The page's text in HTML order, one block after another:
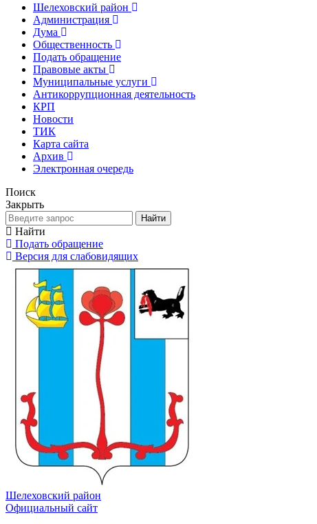
Шелеховский район
Администрация
Дума
Общественность
Подать обращение
Правовые акты
Муниципальные услуги
Антикоррупционная деятельность
КРП
Новости
ТИК
Карта сайта
Архив
Электронная очередь
Поиск
Закрыть
Найти
Найти
Подать обращение
Версия для слабовидящих
Шелеховский район
Официальный сайт